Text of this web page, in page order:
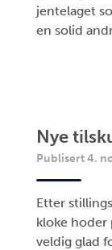
jentelaget
en solid
Nye
Publisert 4.
Etter
kloke hoder
veldig glad